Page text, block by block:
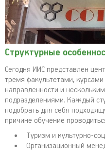
Структурные
Сегодня ИИС представлен
тремя факультетами,
направленности и
подразделениями. Каждый
подобрать для себя
причине обучение
Туризм и культурно-
Организационный